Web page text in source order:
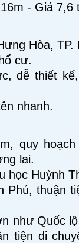
- Giá 7,6
Hòa, TP.
cư.
dễ thiết
nhanh.
quy
lai.
học Huỳnh
Phú, thuận
như Quốc
tiện di